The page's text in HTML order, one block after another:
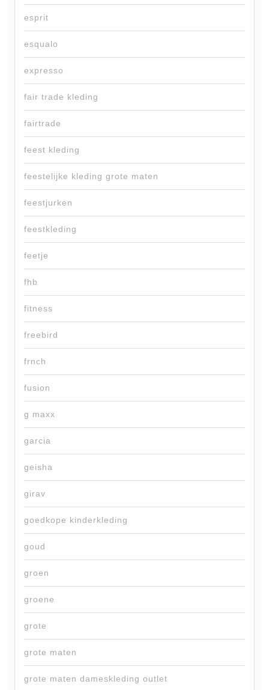
esprit
esqualo
expresso
fair trade kleding
fairtrade
feest kleding
feestelijke kleding grote maten
feestjurken
feestkleding
feetje
fhb
fitness
freebird
frnch
fusion
g maxx
garcia
geisha
girav
goedkope kinderkleding
goud
groen
groene
grote
grote maten
grote maten dameskleding outlet